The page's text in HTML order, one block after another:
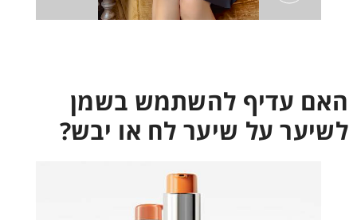
האם עדיף להשתמש בשמן
לשיער על שיער לח או יבש?